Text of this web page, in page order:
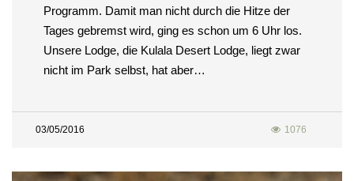
Programm. Damit man nicht durch die Hitze der
Tages gebremst wird, ging es schon um 6 Uhr los.
Unsere Lodge, die Kulala Desert Lodge, liegt zwar
nicht im Park selbst, hat aber…
03/05/2016 1076